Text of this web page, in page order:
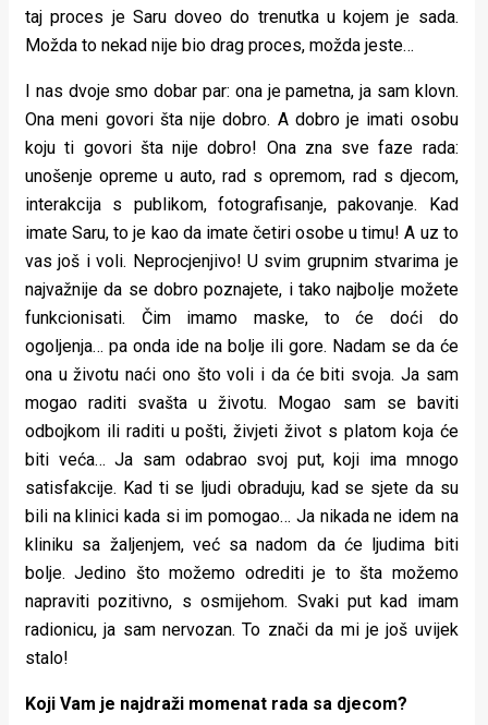
taj proces je Saru doveo do trenutka u kojem je sada.
Možda to nekad nije bio drag proces, možda jeste…
I nas dvoje smo dobar par: ona je pametna, ja sam klovn.
Ona meni govori šta nije dobro. A dobro je imati osobu
koju ti govori šta nije dobro! Ona zna sve faze rada:
unošenje opreme u auto, rad s opremom, rad s djecom,
interakcija s publikom, fotografisanje, pakovanje. Kad
imate Saru, to je kao da imate četiri osobe u timu! A uz to
vas još i voli. Neprocjenjivo! U svim grupnim stvarima je
najvažnije da se dobro poznajete, i tako najbolje možete
funkcionisati. Čim imamo maske, to će doći do
ogoljenja… pa onda ide na bolje ili gore. Nadam se da će
ona u životu naći ono što voli i da će biti svoja. Ja sam
mogao raditi svašta u životu. Mogao sam se baviti
odbojkom ili raditi u pošti, živjeti život s platom koja će
biti veća… Ja sam odabrao svoj put, koji ima mnogo
satisfakcije. Kad ti se ljudi obraduju, kad se sjete da su
bili na klinici kada si im pomogao… Ja nikada ne idem na
kliniku sa žaljenjem, već sa nadom da će ljudima biti
bolje. Jedino što možemo odrediti je to šta možemo
napraviti pozitivno, s osmijehom. Svaki put kad imam
radionicu, ja sam nervozan. To znači da mi je još uvijek
stalo!
Koji Vam je najdraži momenat rada sa djecom?